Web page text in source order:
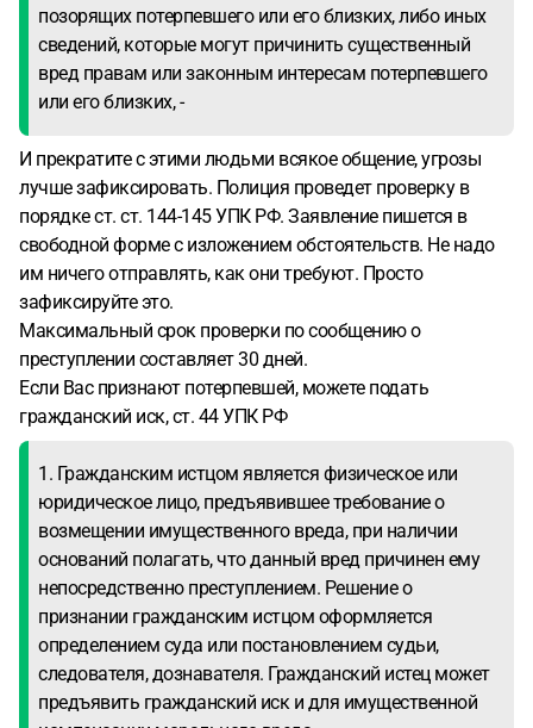
позорящих потерпевшего или его близких, либо иных
сведений, которые могут причинить существенный
вред правам или законным интересам потерпевшего
или его близких, -
И прекратите с этими людьми всякое общение, угрозы
лучше зафиксировать. Полиция проведет проверку в
порядке ст. ст. 144-145 УПК РФ. Заявление пишется в
свободной форме с изложением обстоятельств. Не надо
им ничего отправлять, как они требуют. Просто
зафиксируйте это.
Максимальный срок проверки по сообщению о
преступлении составляет 30 дней.
Если Вас признают потерпевшей, можете подать
гражданский иск, ст. 44 УПК РФ
1. Гражданским истцом является физическое или
юридическое лицо, предъявившее требование о
возмещении имущественного вреда, при наличии
оснований полагать, что данный вред причинен ему
непосредственно преступлением. Решение о
признании гражданским истцом оформляется
определением суда или постановлением судьи,
следователя, дознавателя. Гражданский истец может
предъявить гражданский иск и для имущественной